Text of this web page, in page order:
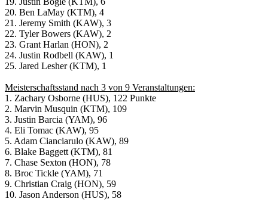
20. Ben LaMay (KTM), 4
21. Jeremy Smith (KAW), 3
22. Tyler Bowers (KAW), 2
23. Grant Harlan (HON), 2
24. Justin Rodbell (KAW), 1
25. Jared Lesher (KTM), 1
Meisterschaftsstand nach 3 von 9 Veranstaltungen:
1. Zachary Osborne (HUS), 122 Punkte
2. Marvin Musquin (KTM), 109
3. Justin Barcia (YAM), 96
4. Eli Tomac (KAW), 95
5. Adam Cianciarulo (KAW), 89
6. Blake Baggett (KTM), 81
7. Chase Sexton (HON), 78
8. Broc Tickle (YAM), 71
9. Christian Craig (HON), 59
10. Jason Anderson (HUS), 58